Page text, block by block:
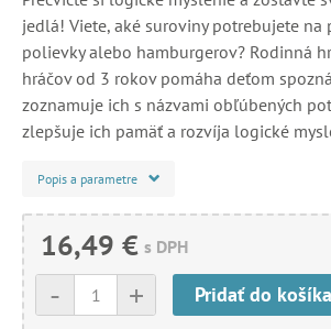
jedlá! Viete, aké suroviny potrebujete na
polievky alebo hamburgerov? Rodinná
hráčov od 3 rokov pomáha deťom
zoznamuje ich s názvami obľúbených
zlepšuje ich pamäť a rozvíja logické
Popis a parametre
16,49 € s DPH
+
- Pridať do košíka